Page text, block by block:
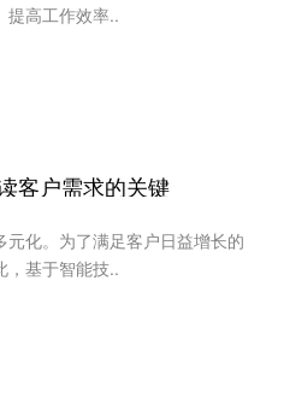
提高工作效率..
客户需求的关键
化。为了满足客户日益增长的
，基于智能技..